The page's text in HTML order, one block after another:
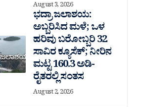
August 3, 2026
ಭದ್ರಾ ಜಲಾಶಯ:
ಅಬ್ಬರಿಸಿದ ಮಳೆ; ಒಳ
ಹರಿವು ಬರೋಬ್ಬರಿ 32
ಸಾವಿರ‌ ಕ್ಯೂಸೆಕ್; ನೀರಿನ
ಮಟ್ಟ 160.3 ಅಡಿ-
ರೈತರಲ್ಲಿ ಸಂತಸ
August 2, 2026